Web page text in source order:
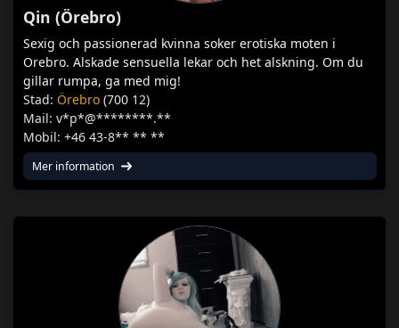
Qin (Örebro)
Sexig och passionerad kvinna soker erotiska moten i
Orebro. Alskade sensuella lekar och het alskning. Om du
gillar rumpa, ga med mig!
Stad: Örebro (700 12)
Mail: v*p*@********.**
Mobil: +46 43-8** ** **
Mer information